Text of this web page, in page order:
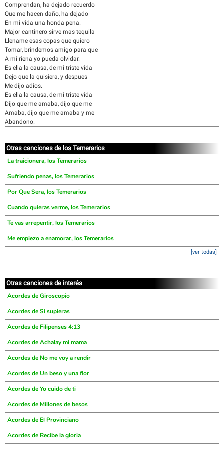
Comprendan, ha dejado recuerdo
Que me hacen daño, ha dejado
En mi vida una honda pena.
Major cantinero sirve mas tequila
Llename esas copas que quiero
Tomar, brindemos amigo para que
A mi riena yo pueda olvidar.
Es ella la causa, de mi triste vida
Dejo que la quisiera, y despues
Me dijo adios.
Es ella la causa, de mi triste vida
Dijo que me amaba, dijo que me
Amaba, dijo que me amaba y me
Abandono.
Otras canciones de los Temerarios
La traicionera, los Temerarios
Sufriendo penas, los Temerarios
Por Que Sera, los Temerarios
Cuando quieras verme, los Temerarios
Te vas arrepentir, los Temerarios
Me empiezo a enamorar, los Temerarios
[ver todas]
Otras canciones de interés
Acordes de Giroscopio
Acordes de Si supieras
Acordes de Filipenses 4:13
Acordes de Achalay mi mama
Acordes de No me voy a rendir
Acordes de Un beso y una flor
Acordes de Yo cuido de ti
Acordes de Millones de besos
Acordes de El Provinciano
Acordes de Recibe la gloria